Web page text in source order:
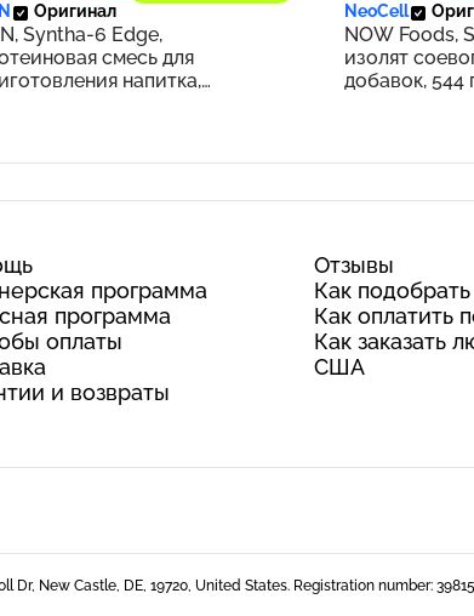
Оригинал
Syntha-6 Edge,
смесь для
напитка,
NeoCell
NOW Foods,
изолят
добавок, 544
программа
программа
оплаты
и возвраты
Отзывы
Как
Как оплатить
Как заказать
США
Dr, New Castle, DE, 19720, United States. Registration number: